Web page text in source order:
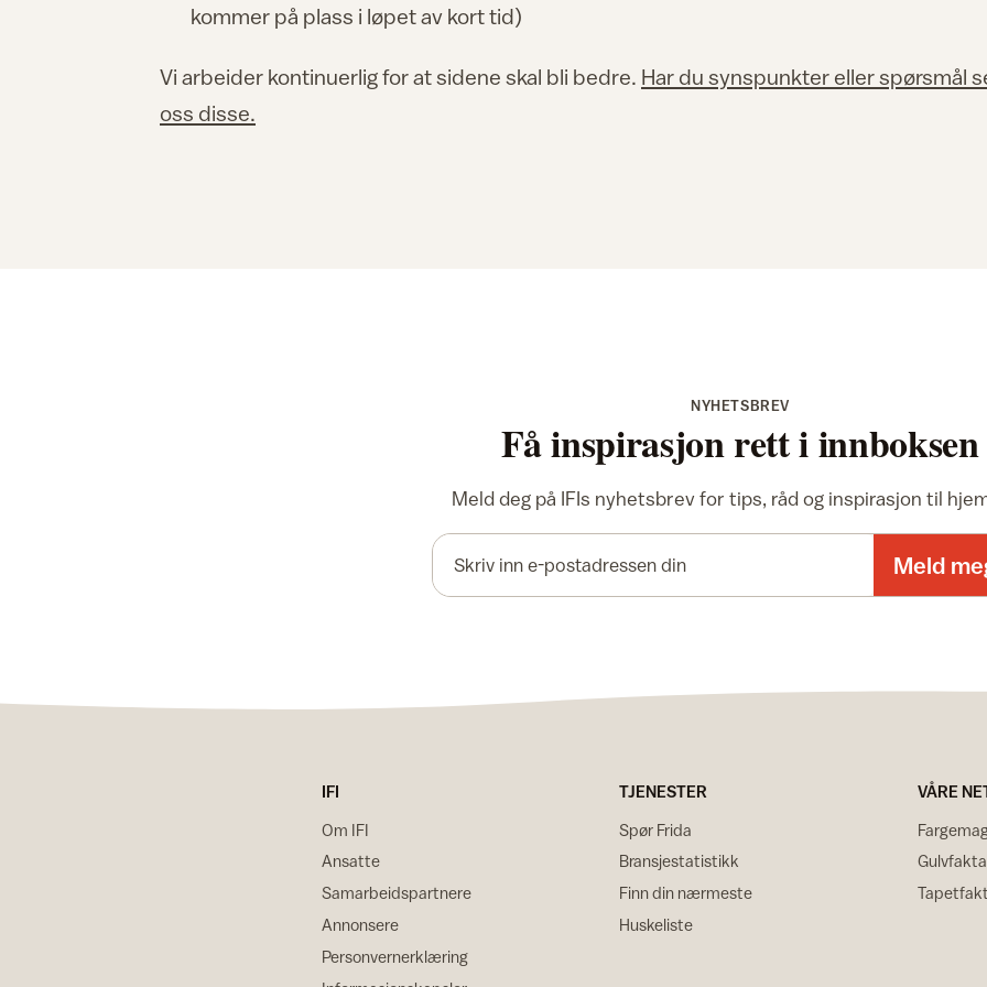
kommer på plass i løpet av kort tid)
Vi arbeider kontinuerlig for at sidene skal bli bedre. Har du synspunkter eller spørsmål
oss disse.
NYHETSBREV
Få inspirasjon rett i innboksen
Meld deg på IFIs nyhetsbrev for tips, råd og inspirasjon til
Meld
IFI
Om IFI
Ansatte
Samarbeidspartnere
Annonsere
Personvernerklæring
TJENESTER
Spør Frida
Bransjestatistikk
Finn din nærmeste
Huskeliste
VÅRE
Gulvfakta